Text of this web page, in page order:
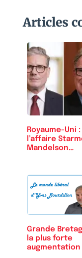
Articles
Royaume-Uni :
l’affaire
Mandelson
Grande
la plus forte
augmentation